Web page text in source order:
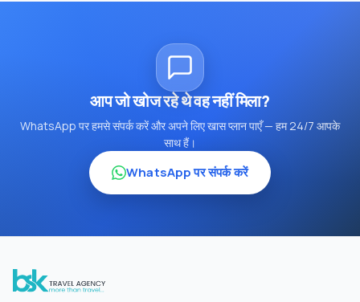
आप जो खोज रहे थे वह नहीं मिला?
WhatsApp पर हमसे संपर्क करें और अपने लिए खास प्लान पाएँ — हम 24/7 आपके
साथ हैं।
WhatsApp पर संपर्क करें